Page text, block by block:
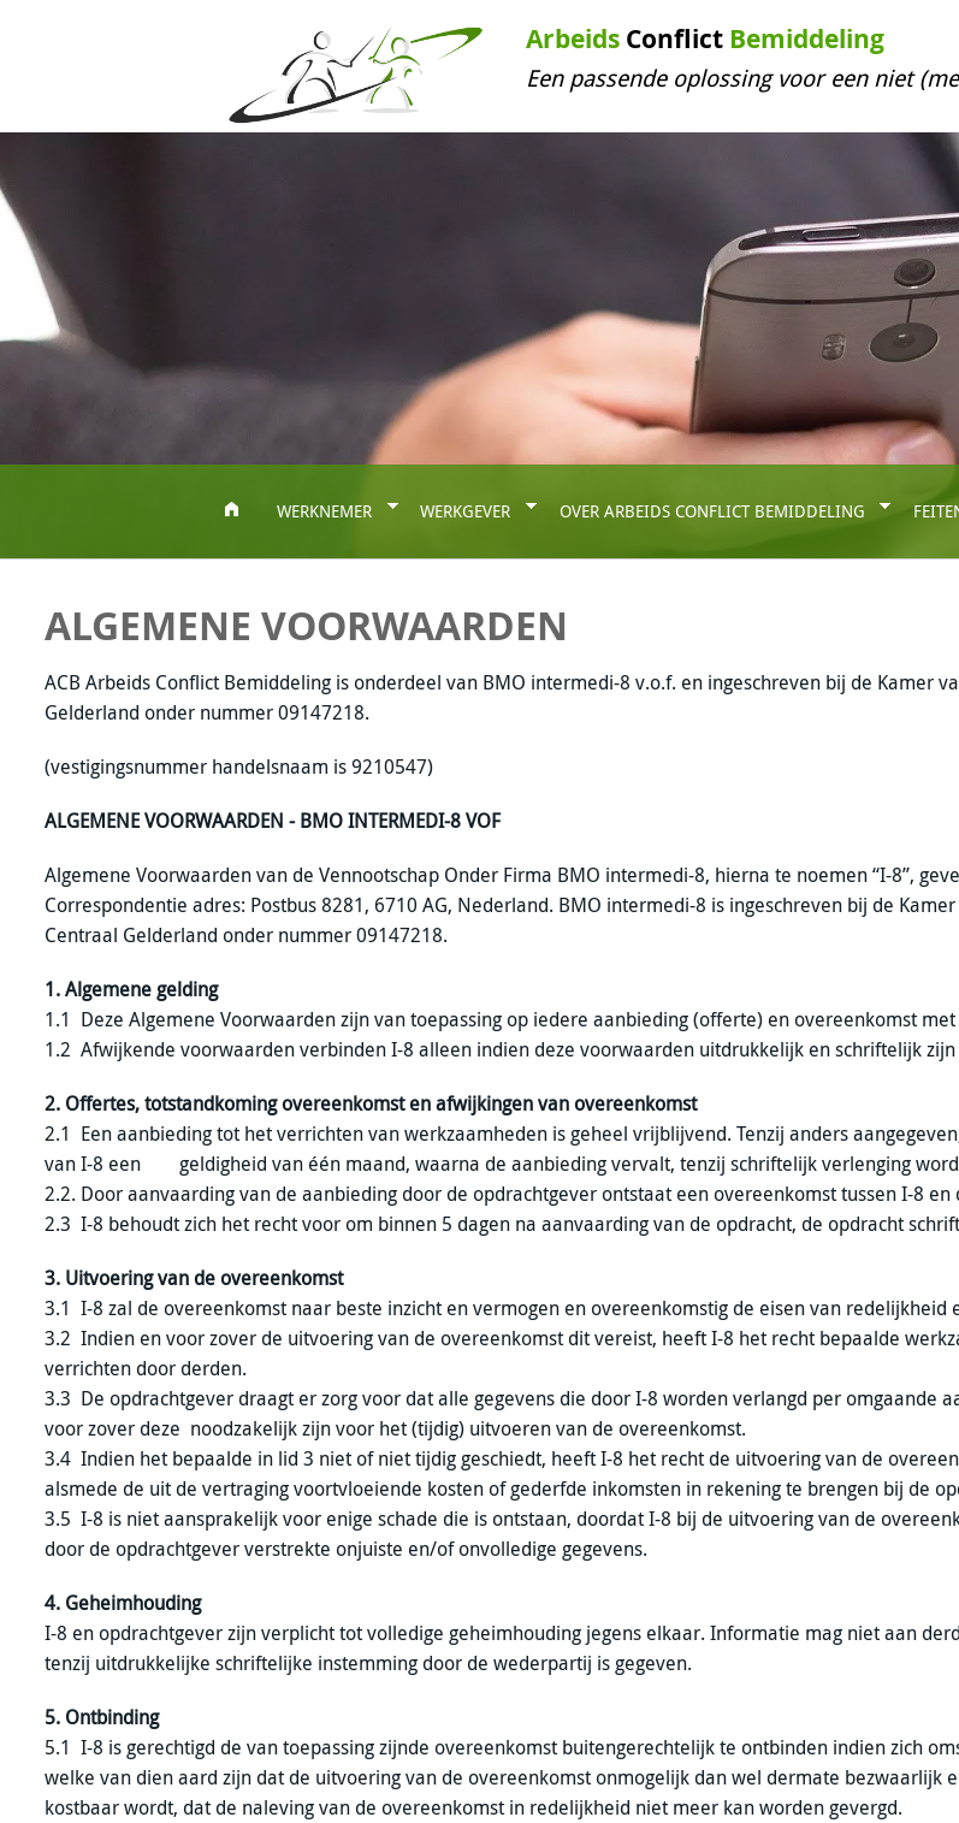
Arbeids Conflict Bemiddeling
Een passende oplossing voor een niet
WERKNEMER WERKGEVER OVER ARBEIDS CONFLICT BEMIDDELING
ALGEMENE VOORWAARDEN
ACB Arbeids Conflict Bemiddeling is onderdeel van BMO intermedi-8 v.o.f. en ingeschreven bij de Kamer
Gelderland onder nummer 09147218.
(vestigingsnummer handelsnaam is 9210547)
ALGEMENE VOORWAARDEN - BMO INTERMEDI-8 VOF
Algemene Voorwaarden van de Vennootschap Onder Firma BMO intermedi-8, hierna te noemen “I-8”,
Correspondentie adres: Postbus 8281, 6710 AG, Nederland. BMO intermedi-8 is ingeschreven bij de
Centraal Gelderland onder nummer 09147218.
1. Algemene gelding
1.1 Deze Algemene Voorwaarden zijn van toepassing op iedere aanbieding (offerte) en overeenkomst met
1.2 Afwijkende voorwaarden verbinden I-8 alleen indien deze voorwaarden uitdrukkelijk en schriftelijk
2. Offertes, totstandkoming overeenkomst en afwijkingen van overeenkomst
2.1 Een aanbieding tot het verrichten van werkzaamheden is geheel vrijblijvend. Tenzij anders
van I-8 een geldigheid van één maand, waarna de aanbieding vervalt, tenzij schriftelijk verlenging
2.2. Door aanvaarding van de aanbieding door de opdrachtgever ontstaat een overeenkomst tussen I-8 en
2.3 I-8 behoudt zich het recht voor om binnen 5 dagen na aanvaarding van de opdracht, de opdracht
3. Uitvoering van de overeenkomst
3.1 I-8 zal de overeenkomst naar beste inzicht en vermogen en overeenkomstig de eisen van redelijkheid
3.2 Indien en voor zover de uitvoering van de overeenkomst dit vereist, heeft I-8 het recht bepaalde
verrichten door derden.
3.3 De opdrachtgever draagt er zorg voor dat alle gegevens die door I-8 worden verlangd per omgaande
voor zover deze noodzakelijk zijn voor het (tijdig) uitvoeren van de overeenkomst.
3.4 Indien het bepaalde in lid 3 niet of niet tijdig geschiedt, heeft I-8 het recht de uitvoering van de
alsmede de uit de vertraging voortvloeiende kosten of gederfde inkomsten in rekening te brengen bij de
3.5 I-8 is niet aansprakelijk voor enige schade die is ontstaan, doordat I-8 bij de uitvoering van de
door de opdrachtgever verstrekte onjuiste en/of onvolledige gegevens.
4. Geheimhouding
I-8 en opdrachtgever zijn verplicht tot volledige geheimhouding jegens elkaar. Informatie mag niet aan
tenzij uitdrukkelijke schriftelijke instemming door de wederpartij is gegeven.
5. Ontbinding
5.1 I-8 is gerechtigd de van toepassing zijnde overeenkomst buitengerechtelijk te ontbinden indien zich
welke van dien aard zijn dat de uitvoering van de overeenkomst onmogelijk dan wel dermate bezwaarlijk
kostbaar wordt, dat de naleving van de overeenkomst in redelijkheid niet meer kan worden gevergd.